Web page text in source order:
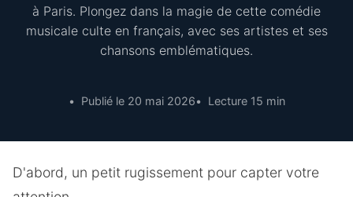
à Paris. Plongez dans la magie de cette comédie
musicale culte en français, avec ses artistes et ses
chansons emblématiques.
Publié le 20 mai 2026 Lecture 15 min
D'abord, un petit rugissement pour capter votre